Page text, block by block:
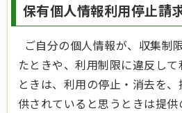
保有個人情報利用停止請
ご自分の個人情報が、収集制
たときや、利用制限に違反し
ときは、利用の停止・消去を
供されていると思うときは提